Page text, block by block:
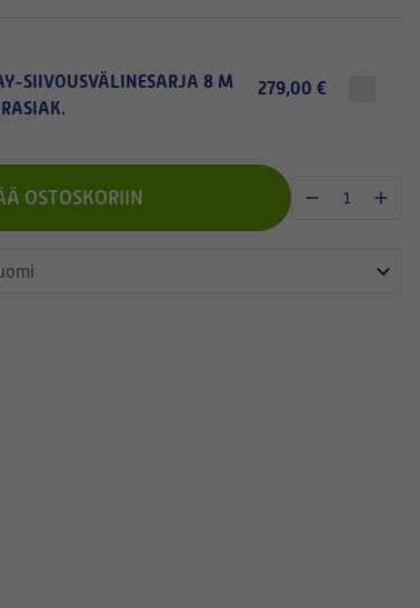
SIIVOUSVÄLINESARJA 8 M
279,00 €
OSTOSKORIIN